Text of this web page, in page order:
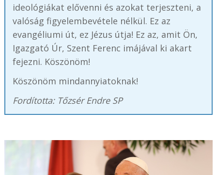
ideológiákat elővenni és azokat terjeszteni, a
valóság figyelembevétele nélkül. Ez az
evangéliumi út, ez Jézus útja! Ez az, amit Ön,
Igazgató Úr, Szent Ferenc imájával ki akart
fejezni. Köszönöm!
Köszönöm mindannyiatoknak!
Fordította: Tőzsér Endre SP